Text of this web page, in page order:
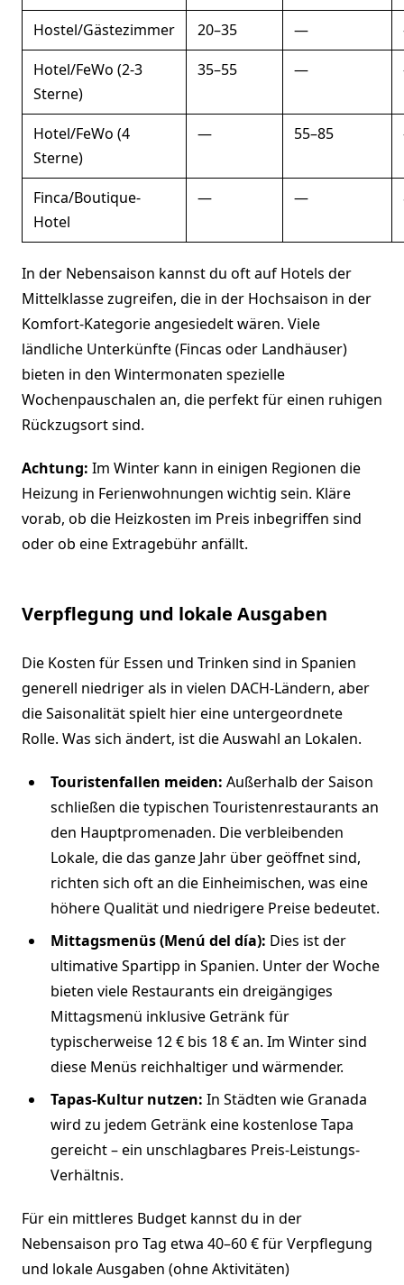
Hostel/Gästezimmer 20–35 —
Hotel/FeWo (2-3
Sterne)
35–55 —
Hotel/FeWo (4
Sterne)
— 55–85
Finca/Boutique-
Hotel
— —
In der Nebensaison kannst du oft auf Hotels der
Mittelklasse zugreifen, die in der Hochsaison in der
Komfort-Kategorie angesiedelt wären. Viele
ländliche Unterkünfte (Fincas oder Landhäuser)
bieten in den Wintermonaten spezielle
Wochenpauschalen an, die perfekt für einen ruhigen
Rückzugsort sind.
Achtung: Im Winter kann in einigen Regionen die
Heizung in Ferienwohnungen wichtig sein. Kläre
vorab, ob die Heizkosten im Preis inbegriffen sind
oder ob eine Extragebühr anfällt.
Verpflegung und lokale Ausgaben
Die Kosten für Essen und Trinken sind in Spanien
generell niedriger als in vielen DACH-Ländern, aber
die Saisonalität spielt hier eine untergeordnete
Rolle. Was sich ändert, ist die Auswahl an Lokalen.
Touristenfallen meiden: Außerhalb der Saison
schließen die typischen Touristenrestaurants an
den Hauptpromenaden. Die verbleibenden
Lokale, die das ganze Jahr über geöffnet sind,
richten sich oft an die Einheimischen, was eine
höhere Qualität und niedrigere Preise bedeutet.
Mittagsmenüs (Menú del día): Dies ist der
ultimative Spartipp in Spanien. Unter der Woche
bieten viele Restaurants ein dreigängiges
Mittagsmenü inklusive Getränk für
typischerweise 12 € bis 18 € an. Im Winter sind
diese Menüs reichhaltiger und wärmender.
Tapas-Kultur nutzen: In Städten wie Granada
wird zu jedem Getränk eine kostenlose Tapa
gereicht – ein unschlagbares Preis-Leistungs-
Verhältnis.
Für ein mittleres Budget kannst du in der
Nebensaison pro Tag etwa 40–60 € für Verpflegung
und lokale Ausgaben (ohne Aktivitäten)